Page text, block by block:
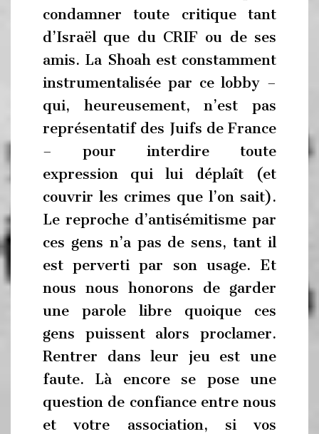
condamner toute critique tant
d’Israël que du CRIF ou de ses
amis. La Shoah est constamment
instrumentalisée par ce lobby –
qui, heureusement, n’est pas
représentatif des Juifs de France
– pour interdire toute
expression qui lui déplaît (et
couvrir les crimes que l’on sait).
Le reproche d’antisémitisme par
ces gens n’a pas de sens, tant il
est perverti par son usage. Et
nous nous honorons de garder
une parole libre quoique ces
gens puissent alors proclamer.
Rentrer dans leur jeu est une
faute. Là encore se pose une
question de confiance entre nous
et votre association, si vos